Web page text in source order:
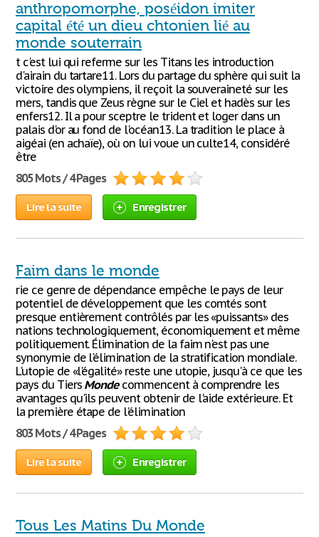
anthropomorphe, poséidon imiter
capital été un dieu chtonien lié au
monde souterrain
t c'est lui qui referme sur les Titans les introduction
d'airain du tartare11. Lors du partage du sphère qui suit la
victoire des olympiens, il reçoit la souveraineté sur les
mers, tandis que Zeus règne sur le Ciel et hadès sur les
enfers12. Il a pour sceptre le trident et loger dans un
palais d'or au fond de l'océan13. La tradition le place à
aigéai (en achaïe), où on lui voue un culte14, considéré
être
805 Mots / 4 Pages
Lire la suite Enregistrer
Faim dans le monde
rie ce genre de dépendance empêche le pays de leur
potentiel de développement que les comtés sont
presque entièrement contrôlés par les «puissants» des
nations technologiquement, économiquement et même
politiquement. Élimination de la faim n'est pas une
synonymie de l'élimination de la stratification mondiale.
L'utopie de «l'égalité» reste une utopie, jusqu'à ce que les
pays du Tiers Mondecommencent à comprendre les
avantages qu'ils peuvent obtenir de l'aide extérieure. Et
la première étape de l'élimination
803 Mots / 4 Pages
Lire la suite Enregistrer
Tous Les Matins Du Monde